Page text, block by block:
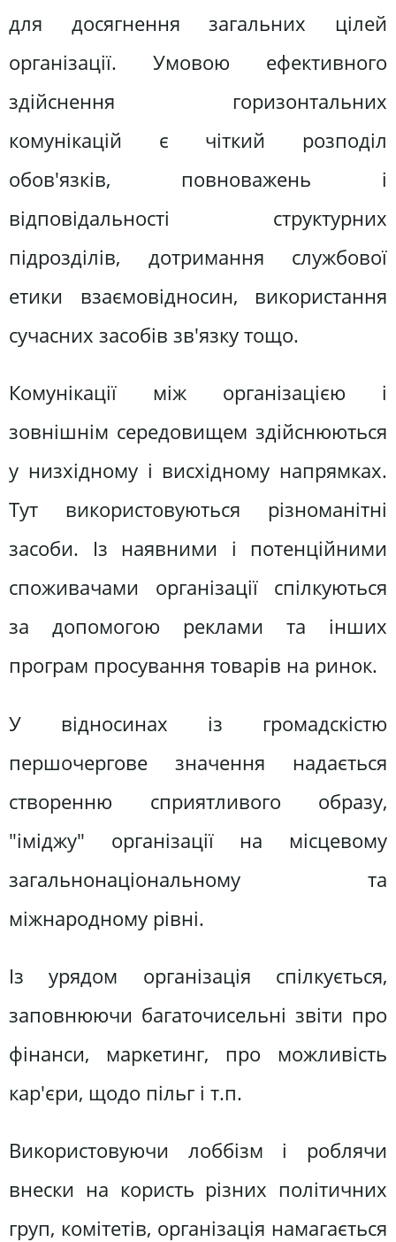
для досягнення загальних цілей
організації. Умовою ефективного
здійснення горизонтальних
комунікацій є чіткий розподіл
обов'язків, повноважень і
відповідальності структурних
підрозділів, дотримання службової
етики взаємовідносин, використання
сучасних засобів зв'язку тощо.
Комунікації між організацією і
зовнішнім середовищем здійснюються
у низхідному і висхідному напрямках.
Тут використовуються різноманітні
засоби. Із наявними і потенційними
споживачами організації спілкуються
за допомогою реклами та інших
програм просування товарів на ринок.
У відносинах із громадскістю
першочергове значення надається
створенню сприятливого образу,
"іміджу" організації на місцевому
загальнонаціональному та
міжнародному рівні.
Із урядом організація спілкується,
заповнюючи багаточисельні звіти про
фінанси, маркетинг, про можливість
кар'єри, щодо пільг і т.п.
Використовуючи лоббізм і роблячи
внески на користь різних політичних
груп, комітетів, організація намагається